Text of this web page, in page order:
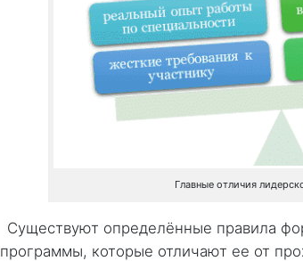
Главные отличия
Существуют определённые правила
программы, которые отличают ее от